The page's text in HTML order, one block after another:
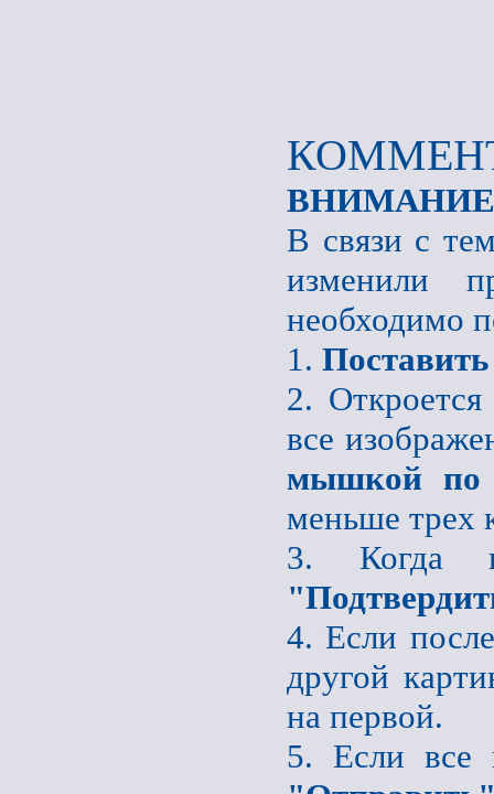
В связи с
изменили
необходимо
1.
2.
все
мышкой по
меньше трех
3. Когда
4. Если
другой
на первой.
5. Если все